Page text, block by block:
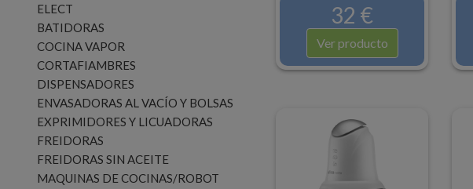
ELECT
BATIDORAS
COCINA VAPOR
CORTAFIAMBRES
DISPENSADORES
ENVASADORAS AL VACÍO Y BOLSAS
EXPRIMIDORES Y LICUADORAS
FREIDORAS
FREIDORAS SIN ACEITE
MAQUINAS DE COCINAS/ROBOT
32 €
Ver producto